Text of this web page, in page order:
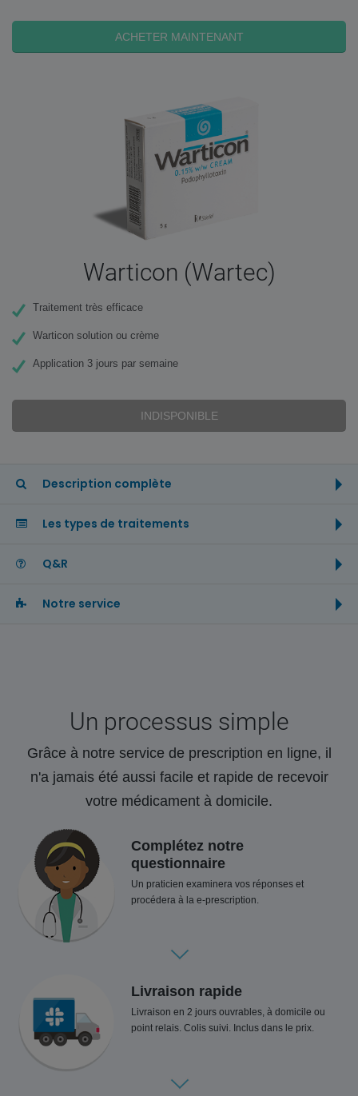
ACHETER MAINTENANT
Warticon (Wartec)
Traitement très efficace
Warticon solution ou crème
Application 3 jours par semaine
INDISPONIBLE
Description complète
Les types de traitements
Q&R
Notre service
Un processus simple
Grâce à notre service de prescription en ligne, il
n'a jamais été aussi facile et rapide de recevoir
votre médicament à domicile.
Complétez notre
questionnaire
Un praticien examinera vos réponses et
procédera à la e-prescription.
Livraison rapide
Livraison en 2 jours ouvrables, à domicile ou
point relais. Colis suivi. Inclus dans le prix.